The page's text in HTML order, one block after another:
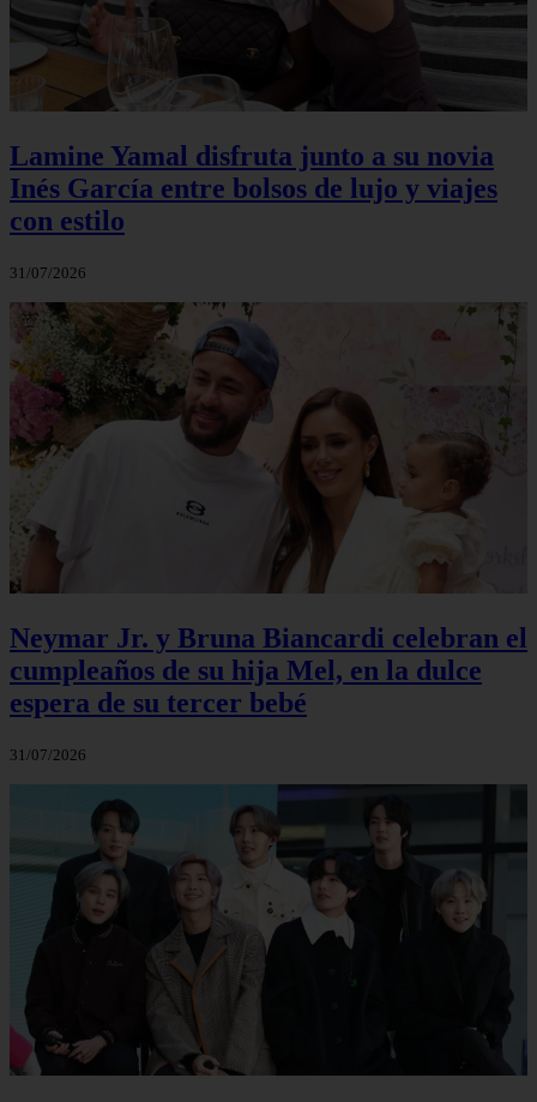
Lamine Yamal disfruta junto a su novia
Inés García entre bolsos de lujo y viajes
con estilo
31/07/2026
Neymar Jr. y Bruna Biancardi celebran el
cumpleaños de su hija Mel, en la dulce
espera de su tercer bebé
31/07/2026